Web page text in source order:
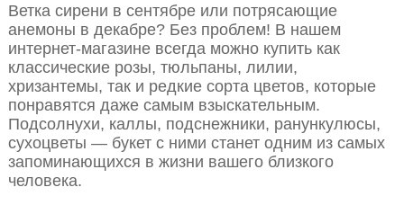
Ветка сирени в сентябре или потрясающие
анемоны в декабре? Без проблем! В нашем
интернет-магазине всегда можно купить как
классические розы, тюльпаны, лилии,
хризантемы, так и редкие сорта цветов, которые
понравятся даже самым взыскательным.
Подсолнухи, каллы, подснежники, ранункулюсы,
сухоцветы — букет с ними станет одним из самых
запоминающихся в жизни вашего близкого
человека.